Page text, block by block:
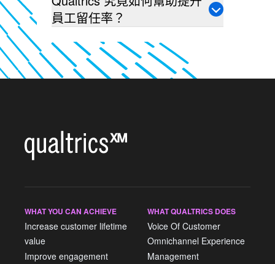
預約產品示範
請填寫下方表格，我們將與您聯絡
公司*
國家/地區*
Privacy
提供此類資訊，即代表您同意我們得依據我們的《隱私權聲明》處
員工留任率？
WHAT YOU CAN ACHIEVE
Increase customer lifetime
value
Improve engagement
WHAT QUALTRICS DOES
Voice Of Customer
Omnichannel Experience
Management